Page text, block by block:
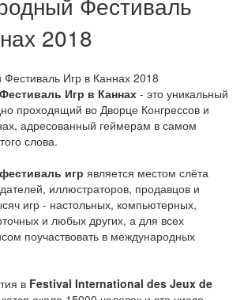
2018
Игр в Каннах - это уникальный
проходящий во Дворце Конгрессов и
адресованный геймерам в самом
слова.
игр является местом слёта
иллюстраторов, продавцов и
игр - настольных, компьютерных,
и любых других, а для всех
поучаствовать в международных
в Festival International des Jeux de